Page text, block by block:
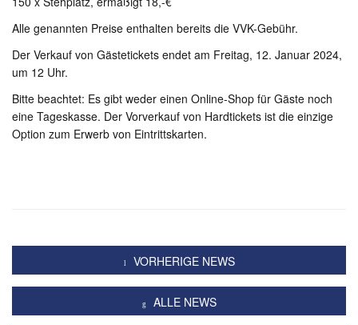
Alle genannten Preise enthalten bereits die VVK-Gebühr.
Der Verkauf von Gästetickets endet am Freitag, 12. Januar 2024,
um 12 Uhr.
Bitte beachtet: Es gibt weder einen Online-Shop für Gäste noch
eine Tageskasse. Der Vorverkauf von Hardtickets ist die einzige
Option zum Erwerb von Eintrittskarten.
VORHERIGE NEWS
ALLE NEWS